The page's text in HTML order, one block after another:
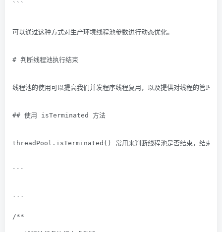
```
可以通过这种方式对生产环境线程池参数进行动态优化。
# 判断线程池执行结束
线程池的使用可以提高我们并发程序线程复用，以及提供对线程的管理
## 使用 isTerminated 方法
threadPool.isTerminated() 常用来判断线程池是否结束，结束了
```
```
/**